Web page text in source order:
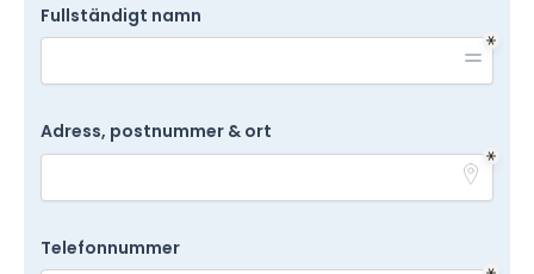
Fullständigt namn
Adress, postnummer & ort
Telefonnummer